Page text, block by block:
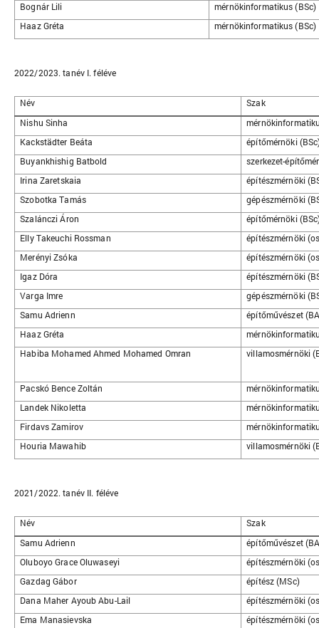
Bognár Lili
mérnökinformatikus (BSc)
Haaz Gréta
mérnökinformatikus (BSc)
2022/2023. tanév I. féléve
Név
Szak
Nishu Sinha
Kackstädter Beáta
építőmérnöki
Buyankhishig Batbold
szerkezet-
Irina Zaretskaia
építészmérnöki
Szobotka Tamás
gépészmérnöki
Szalánczi Áron
építőmérnöki
Elly Takeuchi Rossman
építészmérnöki
Merényi Zsóka
építészmérnöki
Igaz Dóra
építészmérnöki
Varga Imre
gépészmérnöki
Samu Adrienn
építőművészet
Haaz Gréta
Habiba Mohamed Ahmed Mohamed Omran
villamosmérnöki
Pacskó Bence Zoltán
Landek Nikoletta
Firdavs Zamirov
Houria Mawahib
villamosmérnöki
2021/2022. tanév II. féléve
Név
Szak
Samu Adrienn
építőművészet
Oluboyo Grace Oluwaseyi
építészmérnöki
Gazdag Gábor
építész (MSc)
Dana Maher Ayoub Abu-Lail
építészmérnöki
Ema Manasievska
építészmérnöki